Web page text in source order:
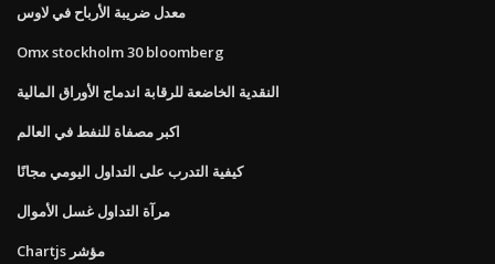
معدل ضريبة الأرباح في لاوس
Omx stockholm 30 bloomberg
النقدية الخاضعة للرقابة اندماج الأوراق المالية
اكبر مصفاة للنفط في العالم
كيفية التدرب على التداول اليومي مجانًا
مرآة التداول غسل الأموال
Chartjs مؤشر